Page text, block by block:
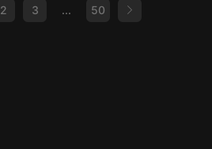
2 3 ... 50